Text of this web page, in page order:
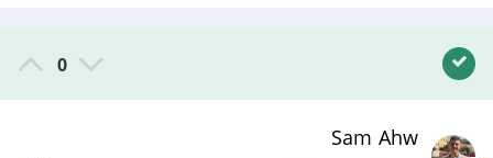
0
Sam Ahw